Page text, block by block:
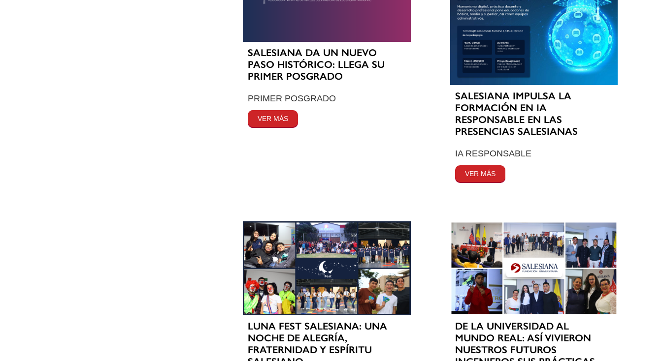
SALESIANA DA UN NUEVO
PASO HISTÓRICO: LLEGA SU
PRIMER POSGRADO
PRIMER POSGRADO
VER MÁS
SALESIANA IMPULSA LA
FORMACIÓN EN IA
RESPONSABLE EN LAS
PRESENCIAS SALESIANAS
IA RESPONSABLE
VER MÁS
LUNA FEST SALESIANA: UNA
NOCHE DE ALEGRÍA,
FRATERNIDAD Y ESPÍRITU
DE LA UNIVERSIDAD AL
MUNDO REAL: ASÍ VIVIERON
NUESTROS FUTUROS